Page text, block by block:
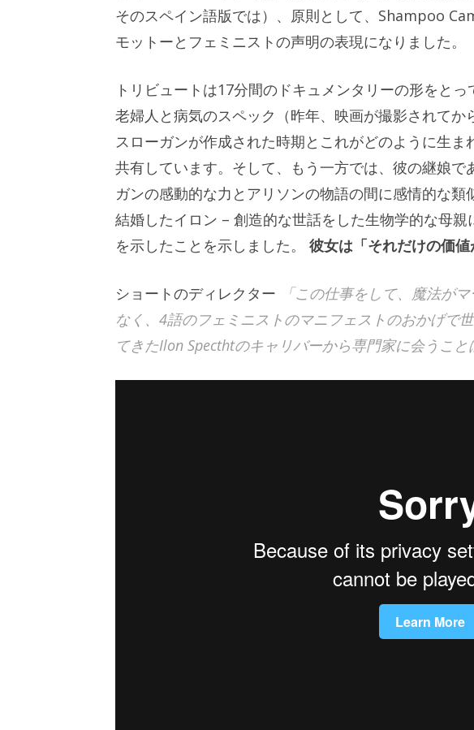
そのスペイン語版では）、原則として、Shampoo
モットーとフェミニストの声明の表現になりました。
トリビュートは17分間のドキュメンタリーの形をとっ
老婦人と病気のスペック（昨年、映画が撮影されてか
スローガンが作成された時期とこれがどのように生
共有しています。そして、もう一方では、彼の継娘
ガンの感動的な力とアリソンの物語の間に感情的な
結婚したイロン – 創造的な世話をした生物学的な母
を示したことを示しました。 彼女は「それだけの価値
ショートのディレクター
「この仕事をして、魔法が
なく、4語のフェミニストのマニフェストのおかげで
てきたIlon Specthtのキャリバーから専門家に会うこと